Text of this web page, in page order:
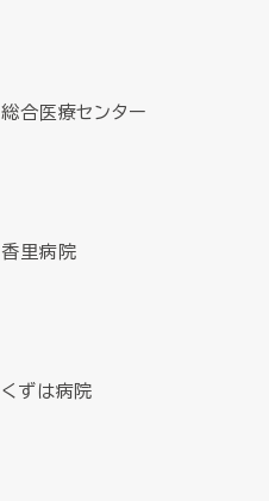
総合医療センター
香里病院
くずは病院